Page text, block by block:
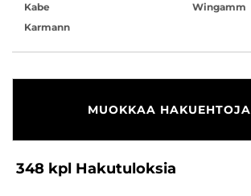
Kabe
Karmann
Wingamm
MUOKKAA HAKUEHTOJA
348 kpl Hakutuloksia